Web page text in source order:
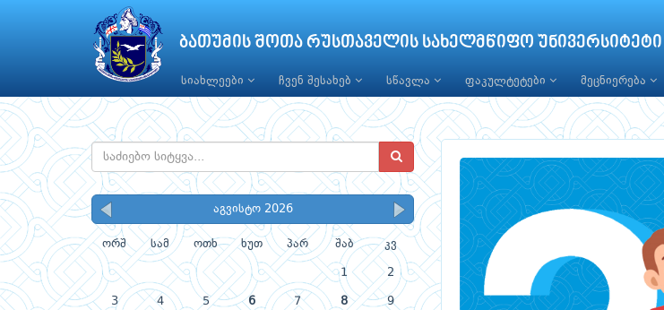
ბათუმის შოთა რუსთაველის სახელმწიფო უნივერსიტეტი
სიახლეები ჩვენ შესახებ სწავლა ფაკულტეტები მეცნიერება
აგვისტო 2026
ორშ სამ ოთხ ხუთ პარ შაბ კვ
1 2
3 4 5 6 7 8 9